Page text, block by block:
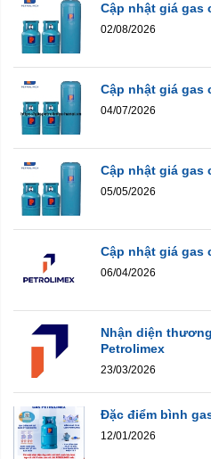
Cập nhật giá gas
02/08/2026
Cập nhật giá gas
04/07/2026
Cập nhật giá gas
05/05/2026
Cập nhật giá gas
06/04/2026
Nhận diện
Petrolimex
23/03/2026
Đặc điểm bình
12/01/2026